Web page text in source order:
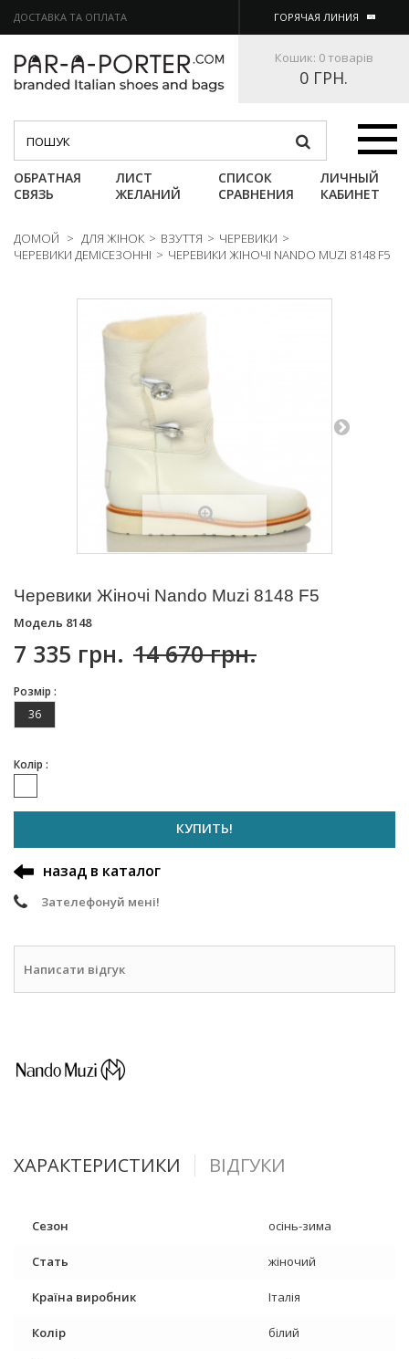
ДОСТАВКА ТА ОПЛАТА ГОРЯЧАЯ ЛИНИЯ
Кошик: 0 товарів
0 ГРН.
Категории
ОБРАТНАЯ
СВЯЗЬ
ЛИСТ
ЖЕЛАНИЙ
СПИСОК
СРАВНЕНИЯ
ЛИЧНЫЙ
КАБИНЕТ
ДОМОЙ > ДЛЯ ЖІНОК > ВЗУТТЯ > ЧЕРЕВИКИ >
ЧЕРЕВИКИ ДЕМІСЕЗОННІ > ЧЕРЕВИКИ ЖІНОЧІ NANDO MUZI 8148 F5
Черевики Жіночі Nando Muzi 8148 F5
Модель 8148
7 335 грн. 14 670 грн.
Розмір :
36
Колір :
КУПИТЬ!
назад в каталог
Зателефонуй мені!
Написати відгук
ХАРАКТЕРИСТИКИ ВІДГУКИ
Сезон осінь-зима
Стать жіночий
Країна виробник Італія
Колір білий